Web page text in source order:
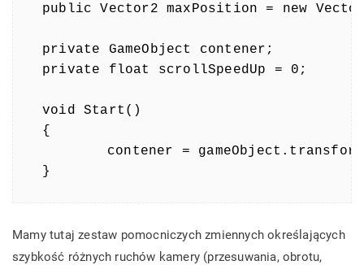
public Vector2 maxPosition = new
private GameObject contener;
private float scrollSpeedUp = 0;
void Start()
{
}
Mamy tutaj zestaw pomocniczych zmiennych określających
szybkość różnych ruchów kamery (przesuwania, obrotu,